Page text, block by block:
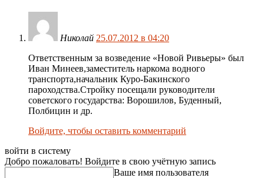
Николай 25.07.2012 в 04:20
Ответственным за возведение «Новой Ривьеры» был
Иван Минеев,заместитель наркома водного
транспорта,начальник Куро-Бакинского
пароходства.Стройку посещали руководители
советского государства: Ворошилов, Буденный,
Полбицин и др.
Войдите, чтобы оставить комментарий
войти в систему
Добро пожаловать! Войдите в свою учётную запись
Ваше имя пользователя